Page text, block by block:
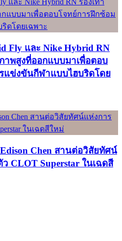
Fly และ Nike Hybrid RN
าพสูงที่ออกแบบมาเพื่อตอบ
แข่งขันกีฬาแบบไฮบริดโดย
Chen สานต่อวิสัยทัศน์
CLOT Superstar ในเฉดสี